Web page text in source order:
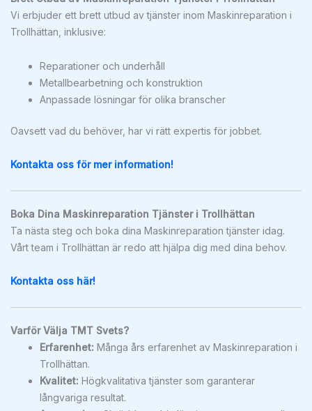
Vi erbjuder ett brett utbud av tjänster inom Maskinreparation i
Trollhättan, inklusive:
Reparationer och underhåll
Metallbearbetning och konstruktion
Anpassade lösningar för olika branscher
Oavsett vad du behöver, har vi rätt expertis för jobbet.
Kontakta oss för mer information!
Boka Dina Maskinreparation Tjänster i Trollhättan
Ta nästa steg och boka dina Maskinreparation tjänster idag.
Vårt team i Trollhättan är redo att hjälpa dig med dina behov.
Kontakta oss här!
Varför Välja TMT Svets?
Erfarenhet: Många års erfarenhet av Maskinreparation i
Trollhättan.
Kvalitet: Högkvalitativa tjänster som garanterar
långvariga resultat.